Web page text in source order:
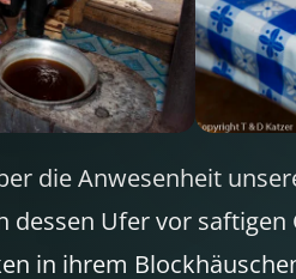
die Anwesenheit
dessen Ufer vor
in ihrem